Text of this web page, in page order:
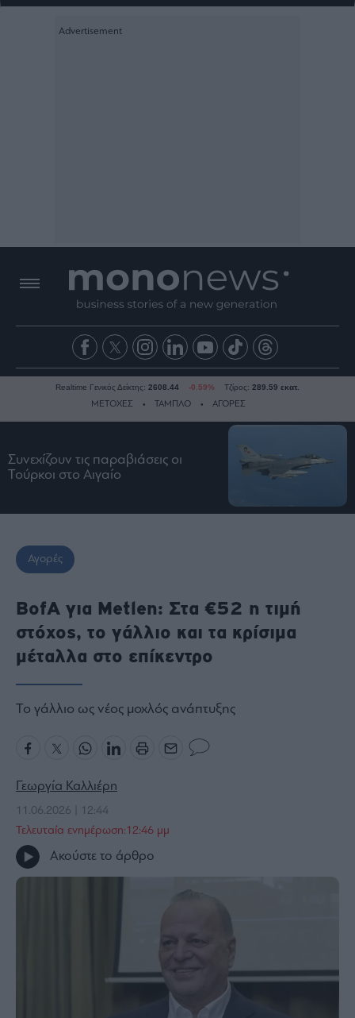
Ειδήσεις
Business
Ναυτιλία
Ενέργεια
Πολιτική
Πολιτισμός
Κοινωνία
Law
Financial
The
Wiseman
Realtime Γενικός Δείκτης: 2608.44 -0.59% Τζίρος: 289.59 εκατ.
ΜΕΤΟΧΕΣ ΤΑΜΠΛΟ ΑΓΟΡΕΣ
Συνεχίζουν τις παραβιάσεις οι
Τούρκοι στο Αιγαίο
Αγορές
BofA για Metlen: Στα €52 η τιμή
στόχος, το γάλλιο και τα κρίσιμα
μέταλλα στο επίκεντρο
Το γάλλιο ως νέος μοχλός ανάπτυξης
Γεωργία Καλλιέρη
11.06.2026 | 12:44
Τελευταία ενημέρωση:12:46 μμ
Ακούστε το άρθρο